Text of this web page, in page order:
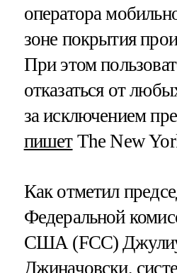
оператора
зоне покрытия
При этом
отказаться от
за исключением
пишетThe New
Как отметил
Федеральной
США (FCC)
Джиначовски,